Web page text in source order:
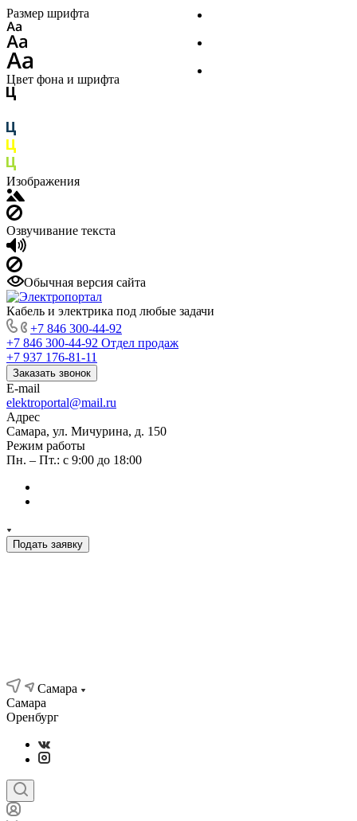
Размер шрифта
Цвет фона и шрифта
Изображения
Озвучивание текста
Обычная версия сайта
Кабель и электрика под любые задачи
+7 846 300-44-92
+7 846 300-44-92 Отдел продаж
+7 937 176-81-11
Заказать звонок
E-mail
elektroportal@mail.ru
Адрес
Самара, ул. Мичурина, д. 150
Режим работы
Пн. – Пт.: с 9:00 до 18:00
Подать заявку
Самара
Самара
Оренбург